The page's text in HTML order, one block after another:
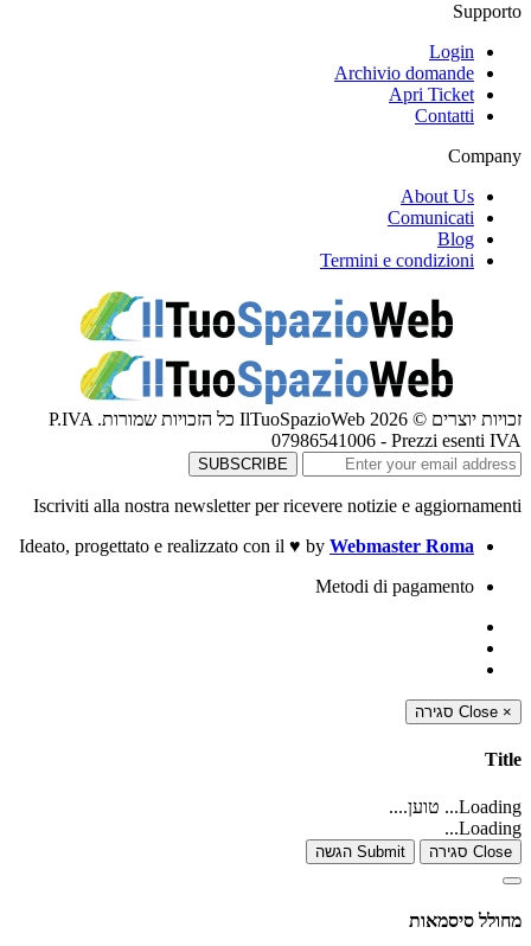
Supporto
Login
Archivio domande
Apri Ticket
Contatti
Company
About Us
Comunicati
Blog
Termini e condizioni
זכויות יוצרים © 2026 IlTuoSpazioWeb כל הזכויות שמורות. P.IVA
07986541006 - Prezzi esenti IVA
Iscriviti alla nostra newsletter per ricevere notizie e aggiornamenti
Ideato, progettato e realizzato con il ♥ by Webmaster Roma
Metodi di pagamento
×
Close סגירה
Title
Loading... טוען....
Loading...
Close סגירה Submit הגשה
מחולל סיסמאות